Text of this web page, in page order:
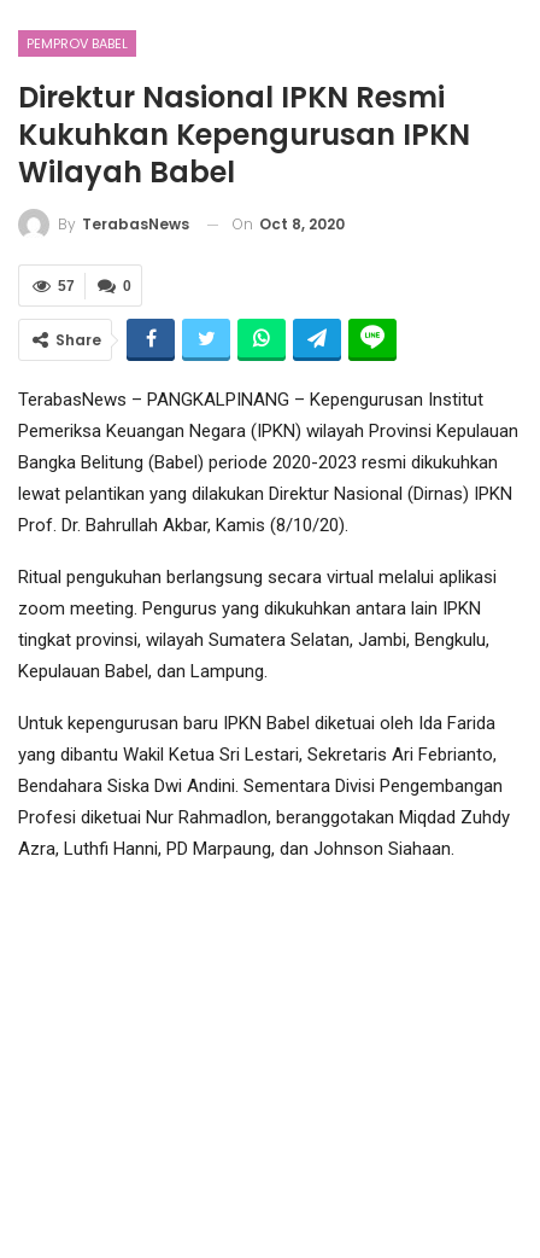
PEMPROV BABEL
Direktur Nasional IPKN Resmi
Kukuhkan Kepengurusan IPKN
Wilayah Babel
By TerabasNews On Oct 8, 2020
0
57
Share
TerabasNews – PANGKALPINANG – Kepengurusan Institut
Pemeriksa Keuangan Negara (IPKN) wilayah Provinsi Kepulauan
Bangka Belitung (Babel) periode 2020-2023 resmi dikukuhkan
lewat pelantikan yang dilakukan Direktur Nasional (Dirnas) IPKN
Prof. Dr. Bahrullah Akbar, Kamis (8/10/20).
Ritual pengukuhan berlangsung secara virtual melalui aplikasi
zoom meeting. Pengurus yang dikukuhkan antara lain IPKN
tingkat provinsi, wilayah Sumatera Selatan, Jambi, Bengkulu,
Kepulauan Babel, dan Lampung.
Untuk kepengurusan baru IPKN Babel diketuai oleh Ida Farida
yang dibantu Wakil Ketua Sri Lestari, Sekretaris Ari Febrianto,
Bendahara Siska Dwi Andini. Sementara Divisi Pengembangan
Profesi diketuai Nur Rahmadlon, beranggotakan Miqdad Zuhdy
Azra, Luthfi Hanni, PD Marpaung, dan Johnson Siahaan.